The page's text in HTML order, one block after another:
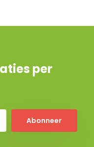
per
Abonneer